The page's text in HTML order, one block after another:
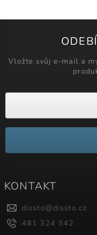
Vložte svůj e-mail a
KONTAKT
dissto@dissto.cz
481 324 342